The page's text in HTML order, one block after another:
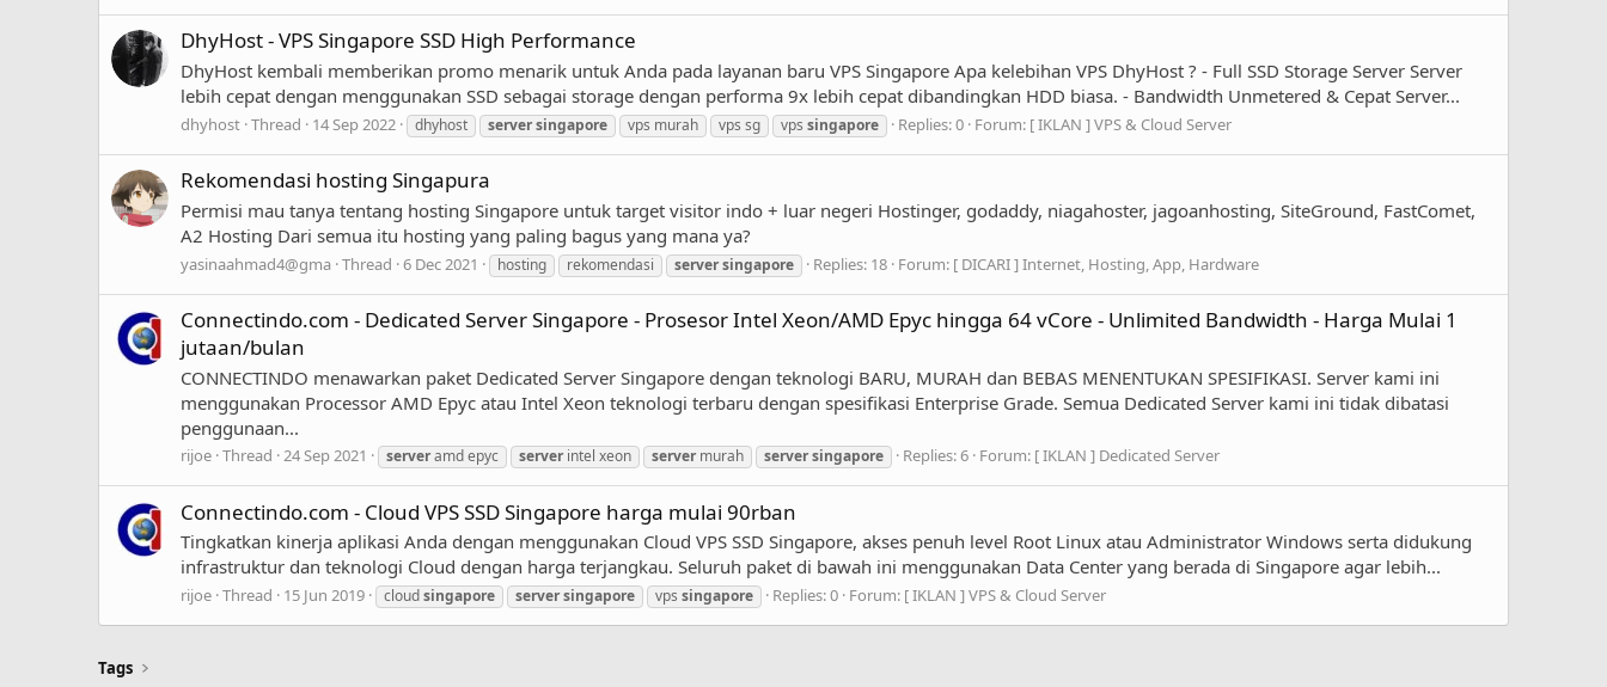
DhyHost - VPS Singapore SSD High Performance
DhyHost kembali memberikan promo menarik untuk Anda pada layanan baru VPS Singapore Apa kelebihan VPS DhyHost ? - Full SSD Storage Server Server
lebih cepat dengan menggunakan SSD sebagai storage dengan performa 9x lebih cepat dibandingkan HDD biasa. - Bandwidth Unmetered & Cepat Server...
dhyhost Thread 14 Sep 2022 dhyhost serversingapore vps murah vps sg vps singapore Replies: 0 Forum: [ IKLAN ] VPS & Cloud Server
Rekomendasi hosting Singapura
Permisi mau tanya tentang hosting Singapore untuk target visitor indo + luar negeri Hostinger, godaddy, niagahoster, jagoanhosting, SiteGround, FastComet,
A2 Hosting Dari semua itu hosting yang paling bagus yang mana ya?
yasinaahmad4@gma Thread 6 Dec 2021 hosting rekomendasi serversingapore Replies: 18 Forum: [ DICARI ] Internet, Hosting, App, Hardware
Connectindo.com - Dedicated Server Singapore - Prosesor Intel Xeon/AMD Epyc hingga 64 vCore - Unlimited Bandwidth - Harga Mulai 1
jutaan/bulan
CONNECTINDO menawarkan paket Dedicated Server Singapore dengan teknologi BARU, MURAH dan BEBAS MENENTUKAN SPESIFIKASI. Server kami ini
menggunakan Processor AMD Epyc atau Intel Xeon teknologi terbaru dengan spesifikasi Enterprise Grade. Semua Dedicated Server kami ini tidak dibatasi
penggunaan...
rijoe Thread 24 Sep 2021 serveramd epyc server intel xeon server murah serversingapore Replies: 6 Forum: [ IKLAN ] Dedicated Server
Connectindo.com - Cloud VPS SSD Singapore harga mulai 90rban
Tingkatkan kinerja aplikasi Anda dengan menggunakan Cloud VPS SSD Singapore, akses penuh level Root Linux atau Administrator Windows serta didukung
infrastruktur dan teknologi Cloud dengan harga terjangkau. Seluruh paket di bawah ini menggunakan Data Center yang berada di Singapore agar lebih...
rijoe Thread 15 Jun 2019 cloudsingapore serversingapore vps singapore Replies: 0 Forum: [ IKLAN ] VPS & Cloud Server
Tags